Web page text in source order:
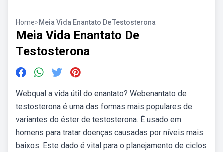
Home>Meia Vida Enantato De Testosterona
Meia Vida Enantato De
Testosterona
Webqual a vida útil do enantato? Webenantato de
testosterona é uma das formas mais populares de
variantes do éster de testosterona. É usado em
homens para tratar doenças causadas por níveis mais
baixos. Este dado é vital para o planejamento de ciclos